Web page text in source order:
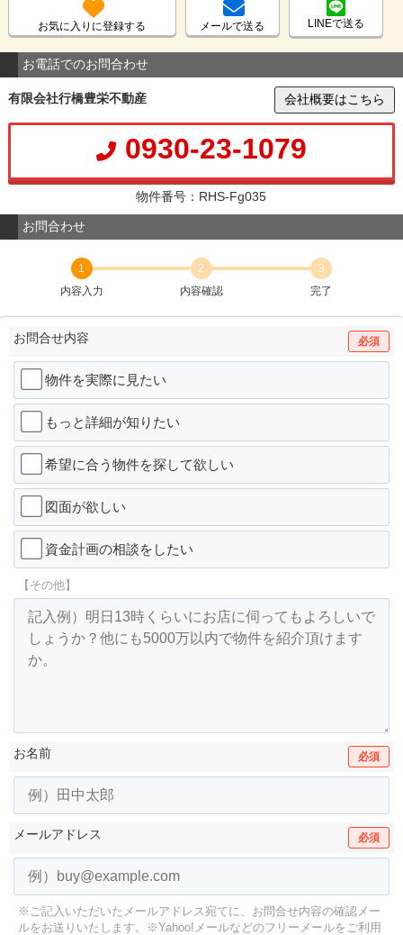
お気に入りに登録する メールで送る LINEで送る
お電話でのお問合わせ
有限会社行橋豊栄不動産 会社概要はこちら
0930-23-1079
物件番号：RHS-Fg035
お問合わせ
1
内容入力
2
内容確認
3
完了
お問合せ内容 必須
物件を実際に見たい
もっと詳細が知りたい
希望に合う物件を探して欲しい
図面が欲しい
資金計画の相談をしたい
【その他】
お名前 必須
メールアドレス 必須
※ご記入いただいたメールアドレス宛てに、お問合せ内容の確認メー
ルをお送りいたします。
※Yahoo!メールなどのフリーメールをご利用